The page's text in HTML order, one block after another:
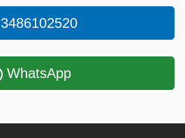
3486102520
WhatsApp